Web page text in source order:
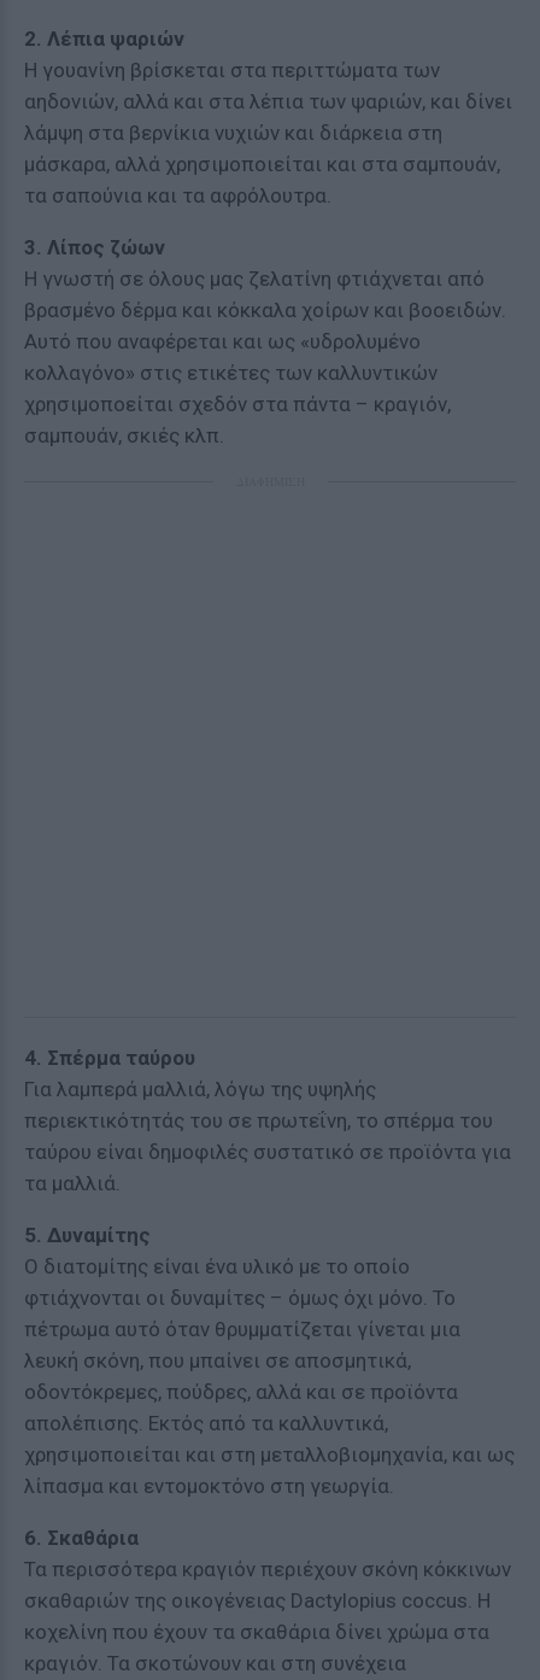
2. Λέπια ψαριών
Η γουανίνη βρίσκεται στα περιττώματα των
αηδονιών, αλλά και στα λέπια των ψαριών, και δίνει
λάμψη στα βερνίκια νυχιών και διάρκεια στη
μάσκαρα, αλλά χρησιμοποιείται και στα σαμπουάν,
τα σαπούνια και τα αφρόλουτρα.
3. Λίπος ζώων
Η γνωστή σε όλους μας ζελατίνη φτιάχνεται από
βρασμένο δέρμα και κόκκαλα χοίρων και βοοειδών.
Αυτό που αναφέρεται και ως «υδρολυμένο
κολλαγόνο» στις ετικέτες των καλλυντικών
χρησιμοποείται σχεδόν στα πάντα – κραγιόν,
σαμπουάν, σκιές κλπ.
4. Σπέρμα ταύρου
Για λαμπερά μαλλιά, λόγω της υψηλής
περιεκτικότητάς του σε πρωτεΐνη, το σπέρμα του
ταύρου είναι δημοφιλές συστατικό σε προϊόντα για
τα μαλλιά.
5. Δυναμίτης
Ο διατομίτης είναι ένα υλικό με το οποίο
φτιάχνονται οι δυναμίτες – όμως όχι μόνο. Το
πέτρωμα αυτό όταν θρυμματίζεται γίνεται μια
λευκή σκόνη, που μπαίνει σε αποσμητικά,
οδοντόκρεμες, πούδρες, αλλά και σε προϊόντα
απολέπισης. Εκτός από τα καλλυντικά,
χρησιμοποιείται και στη μεταλλοβιομηχανία, και ως
λίπασμα και εντομοκτόνο στη γεωργία.
6. Σκαθάρια
Τα περισσότερα κραγιόν περιέχουν σκόνη κόκκινων
σκαθαριών της οικογένειας Dactylopius coccus. Η
κοχελίνη που έχουν τα σκαθάρια δίνει χρώμα στα
κραγιόν. Τα σκοτώνουν και στη συνέχεια